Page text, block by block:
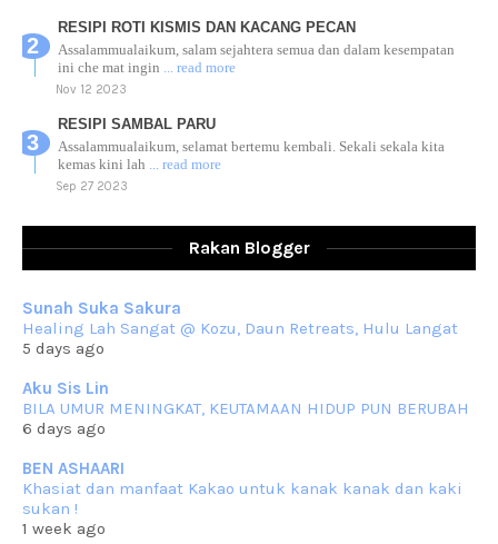
RESIPI ROTI KISMIS DAN KACANG PECAN
Assalammualaikum, salam sejahtera semua dan dalam kesempatan
ini che mat ingin ... read more
Nov 12 2023
RESIPI SAMBAL PARU
Assalammualaikum, selamat bertemu kembali. Sekali sekala kita
kemas kini lah ... read more
Sep 27 2023
Assalammualaikum, salam sejahtera dan salam rindu untuk semua.
RESIPI KUIH KASWI KELEDEK UNGU
Assalammualaikum, salam semua. Masih belum terlambat untuk che
mat ucapkan
Jun 30 2023
RESIPI KURMA AYAM MERAH
Assalammualaikum, salam semua. Hari ni 4 Zulhijjah 1444 Hijrah,
Jun 23 2023
RESIPI SAMBAL PARU
Assalammualaikum, salam sejahtera semua. Lama betul che mat tak
Rakan Blogger
Sunah Suka Sakura
Healing Lah Sangat @ Kozu, Daun Retreats, Hulu Langat
5 days ago
Aku Sis Lin
BILA UMUR MENINGKAT, KEUTAMAAN HIDUP PUN BERUBAH
6 days ago
BEN ASHAARI
Khasiat dan manfaat Kakao untuk kanak kanak dan kaki
sukan !
1 week ago